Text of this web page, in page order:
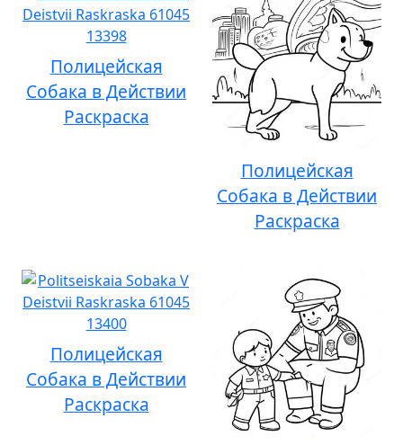
Полицейская
Собака в Действии
Раскраска
Полицейская
Собака в Действии
Раскраска
Полицейская
Собака в Действии
Раскраска